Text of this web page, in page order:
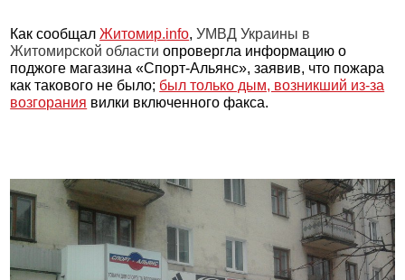
Как сообщалЖитомир.info,УМВД Украины в
Житомирской области опровергла информацию о
поджоге магазина «Спорт-Альянс», заявив, что пожара
как такового не было; был только дым, возникший из-за
возгорания вилки включенного факса.